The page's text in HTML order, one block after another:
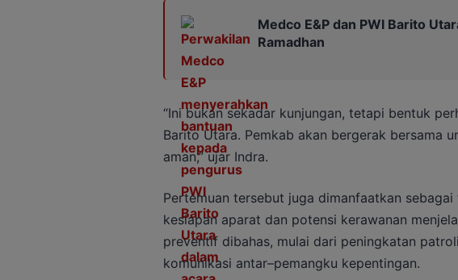
Medco E&P dan PWI Barito
Ramadhan
“Ini bukan sekadar kunjungan, tetapi bentuk
Barito Utara. Pemkab akan bergerak bersama
aman,” ujar Indra.
Pertemuan tersebut juga dimanfaatkan
kesiapan aparat dan potensi kerawanan
preventif dibahas, mulai dari peningkatan
komunikasi antar–pemangku kepentingan.